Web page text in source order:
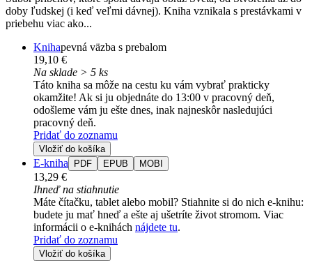
doby ľudskej (i keď veľmi dávnej). Kniha vznikala s prestávkami v
priebehu viac ako...
Knihapevná väzba s prebalom
19,10 €
Na sklade > 5 ks
Táto kniha sa môže na cestu ku vám vybrať prakticky
okamžite! Ak si ju objednáte do 13:00 v pracovný deň,
odošleme vám ju ešte dnes, inak najneskôr nasledujúci
pracovný deň.
Pridať do zoznamu
Vložiť do košíka
E-kniha PDF EPUB MOBI
13,29 €
Ihneď na stiahnutie
Máte čítačku, tablet alebo mobil? Stiahnite si do nich e-knihu:
budete ju mať hneď a ešte aj ušetríte život stromom. Viac
informácii o e-knihách nájdete tu.
Pridať do zoznamu
Vložiť do košíka